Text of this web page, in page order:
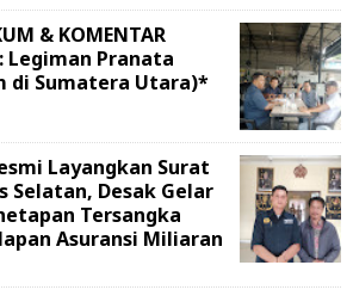
& KOMENTAR
Legiman Pranata
di Sumatera Utara)*
Layangkan Surat
Selatan, Desak Gelar
Tersangka
Asuransi Miliaran